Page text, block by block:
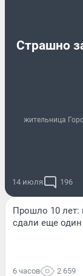
Страшно
жительница
14 июля 196
Прошло 10 лет:
сдали еще один
6 часов 2 659